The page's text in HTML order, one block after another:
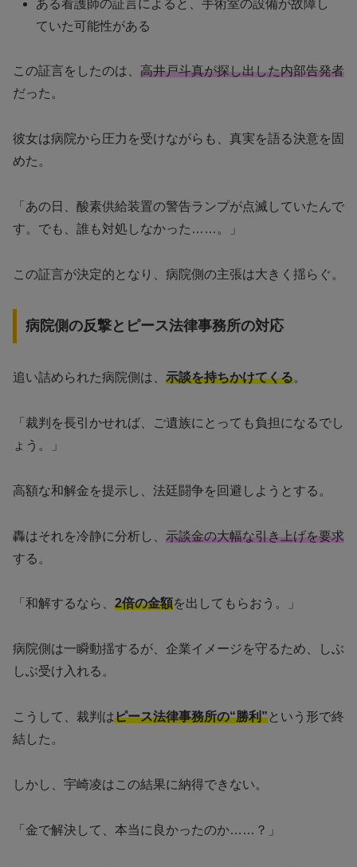
ある看護師の証言によると、手術室の設備が故障し
ていた可能性がある
この証言をしたのは、 高井戸斗真が探し出した内部告発者
だった。
彼女は病院から圧力を受けながらも、真実を語る決意を固
めた。
「あの日、酸素供給装置の警告ランプが点滅していたんで
す。でも、誰も対処しなかった……。」
この証言が決定的となり、病院側の主張は大きく揺らぐ。
病院側の反撃とピース法律事務所の対応
追い詰められた病院側は、 示談を持ちかけてくる。
「裁判を長引かせれば、ご遺族にとっても負担になるでし
ょう。」
高額な和解金を提示し、法廷闘争を回避しようとする。
轟はそれを冷静に分析し、 示談金の大幅な引き上げを要求
する。
「和解するなら、 2倍の金額を出してもらおう。」
病院側は一瞬動揺するが、企業イメージを守るため、しぶ
しぶ受け入れる。
こうして、裁判はピース法律事務所の“勝利”という形で終
結した。
しかし、宇崎凌はこの結果に納得できない。
「金で解決して、本当に良かったのか……？」